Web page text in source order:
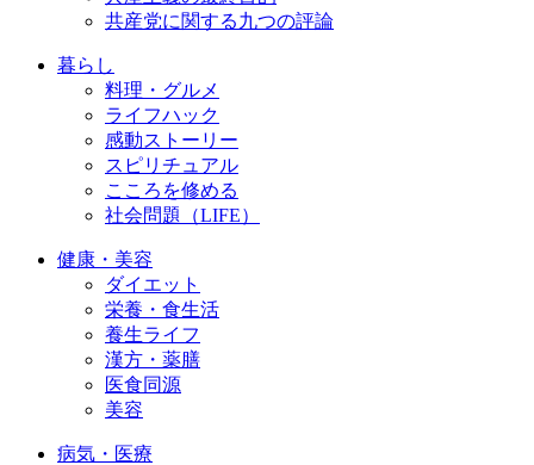
共産党に関する九つの評論
暮らし
料理・グルメ
ライフハック
感動ストーリー
スピリチュアル
こころを修める
社会問題（LIFE）
健康・美容
ダイエット
栄養・食生活
養生ライフ
漢方・薬膳
医食同源
美容
病気・医療